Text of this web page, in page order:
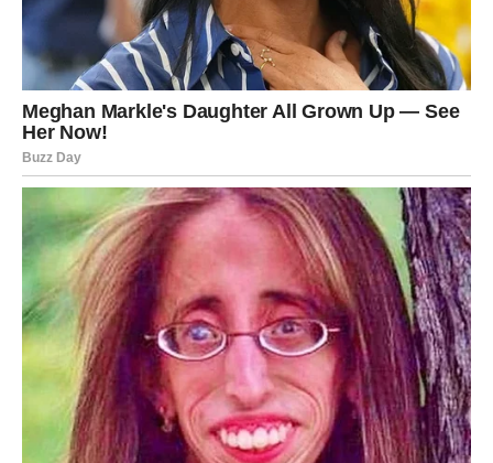
mestu.
Strelac u ljubavi – vreme je za odluku
srca
Ako je Strelac još u kontaktu sa bivšom ljubavi, ovo je
period kada se mora desiti jedno od dva:
Istina– razgovor koji zatvara nedoumice, bez igrica,
bez skrivanja.
Oslobađanje– prekid ciklusa u kojem se stalno vraća
na isto.
A ako je slobodan, sudbina mu može poslati osobu koja
deluje “drugačije” – neko ko ne traži od Strelca da se